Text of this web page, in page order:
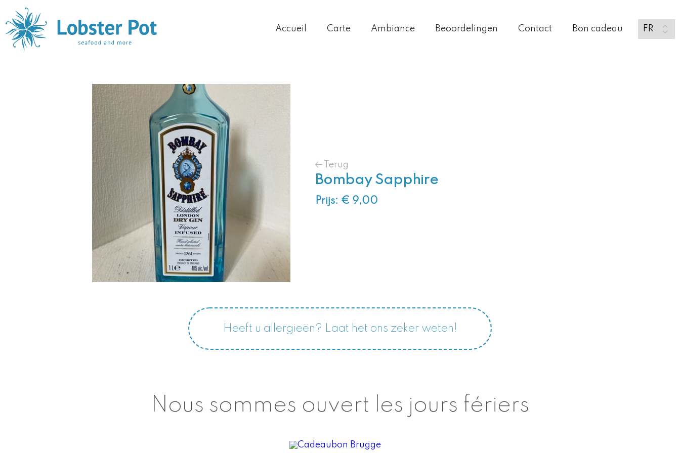
Accueil Carte Ambiance Beoordelingen Contact Bon cadeau
Terug
Bombay Sapphire
Prijs: € 9,00
Heeft u allergieën? Laat het ons zeker weten!
Nous sommes ouvert les jours fériers